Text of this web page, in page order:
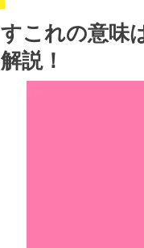
すこれの意味
解説！